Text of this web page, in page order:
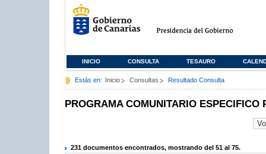
INICIO CONSULTA TESAURO
Estás en: Inicio Consultas Resultado Consulta
PROGRAMA COMUNITARIO ESPECIFICO
231 documentos encontrados, mostrando del 51 al 75.